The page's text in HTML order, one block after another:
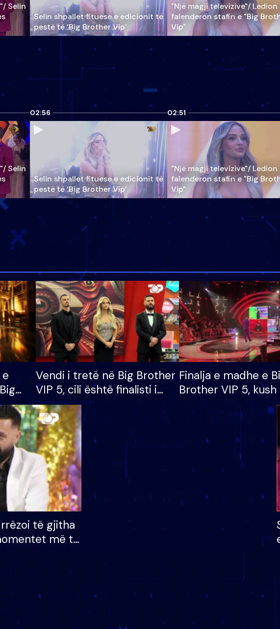
Selin
Selin shpallet fituese e edicionit të
pestë të ‘Big Brother Vip’
"Një magji televizive"/ Ledion
falenderon stafin e "Big
Vip"
Selin
02:56
Selin shpallet fituese e edicionit të
pestë të ‘Big Brother Vip’
02:51
"Një magji televizive"/ Ledion
falenderon stafin e "Big
Vip"
Vendi i tretë në Big Brother
VIP 5, cili është finalisti i
radhës që lë shtëpinë
Finalja e madhe e
Brother VIP 5,
banori i parë që lë
dhe humb
të fituar çmimin e
të gjitha
më të
kur…